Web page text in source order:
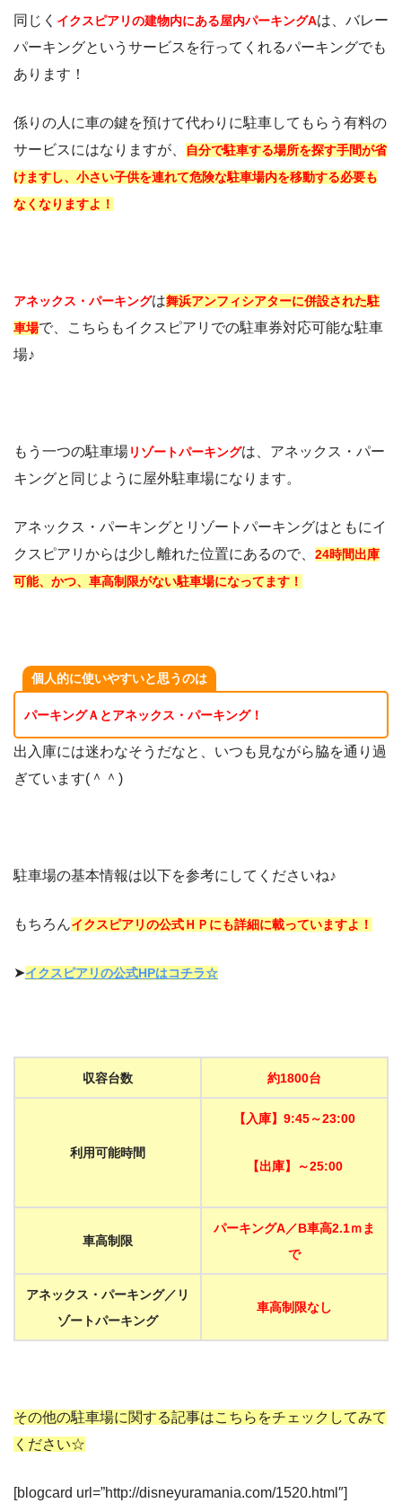
同じく イクスピアリの建物内にある屋内パーキングAは、バレー
パーキングというサービスを行ってくれるパーキングでも
あります！
係りの人に車の鍵を預けて代わりに駐車してもらう有料の
サービスにはなりますが、
自分で駐車する場所を探す手間が省
けますし、小さい子供を連れて危険な駐車場内を移動する必要も
なくなりますよ！
アネックス・パーキングは舞浜アンフィシアターに併設された駐
車場で、こちらもイクスピアリでの駐車券対応可能な駐車
場♪
もう一つの駐車場リゾートパーキングは、アネックス・パー
キングと同じように屋外駐車場になります。
アネックス・パーキングとリゾートパーキングはともにイ
クスピアリからは少し離れた位置にあるので、 24時間出庫
可能、かつ、車高制限がない駐車場になってます！
個人的に使いやすいと思うのは
パーキングＡとアネックス・パーキング！
出入庫には迷わなそうだなと、いつも見ながら脇を通り過
ぎています(＾＾)
駐車場の基本情報は以下を参考にしてくださいね♪
もちろんイクスピアリの公式ＨＰにも詳細に載っていますよ！
➤イクスピアリの公式HPはコチラ☆
収容台数 約1800台
利用可能時間
【入庫】9:45～23:00
【出庫】～25:00
車高制限
パーキングA／B車高2.1ｍま
で
アネックス・パーキング／リ
ゾートパーキング
車高制限なし
その他の駐車場に関する記事はこちらをチェックしてみて
ください☆
[blogcard url=”http://disneyuramania.com/1520.html″]